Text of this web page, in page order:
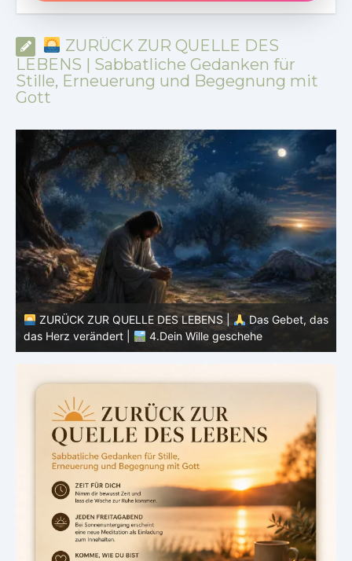
ZURÜCK ZUR QUELLE DES
LEBENS | Sabbatliche Gedanken für
Stille, Erneuerung und Begegnung mit
Gott
ZURÜCK ZUR QUELLE DES LEBENS |
Das Gebet, das
das Herz verändert |
3.Dein Reich komme